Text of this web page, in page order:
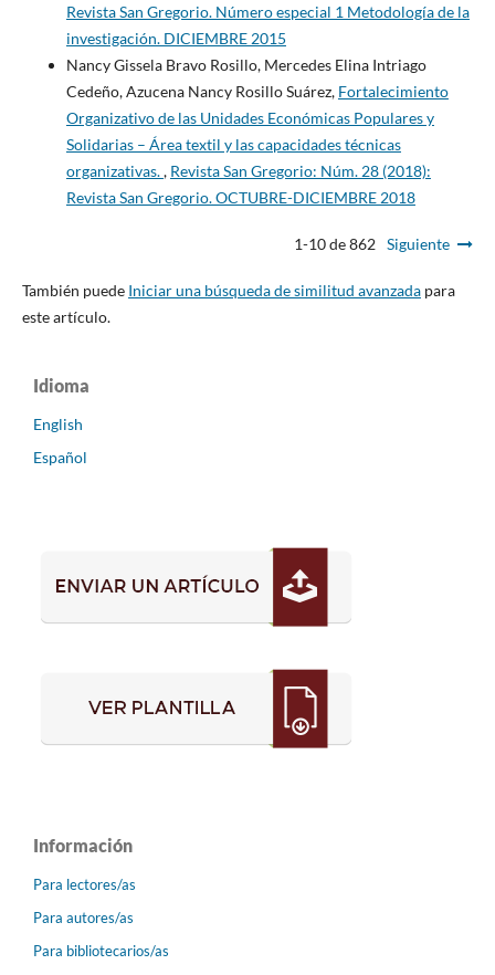
Revista San Gregorio. Número especial 1 Metodología de la
investigación. DICIEMBRE 2015
Nancy Gissela Bravo Rosillo, Mercedes Elina Intriago
Cedeño, Azucena Nancy Rosillo Suárez, Fortalecimiento
Organizativo de las Unidades Económicas Populares y
Solidarias – Área textil y las capacidades técnicas
organizativas., Revista San Gregorio: Núm. 28 (2018):
Revista San Gregorio. OCTUBRE-DICIEMBRE 2018
1-10 de 862 Siguiente
También puede Iniciar una búsqueda de similitud avanzadapara
este artículo.
Idioma
English
Español
Información
Para lectores/as
Para autores/as
Para bibliotecarios/as